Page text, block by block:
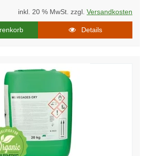
inkl. 20 % MwSt. zzgl. Versandkosten
Details